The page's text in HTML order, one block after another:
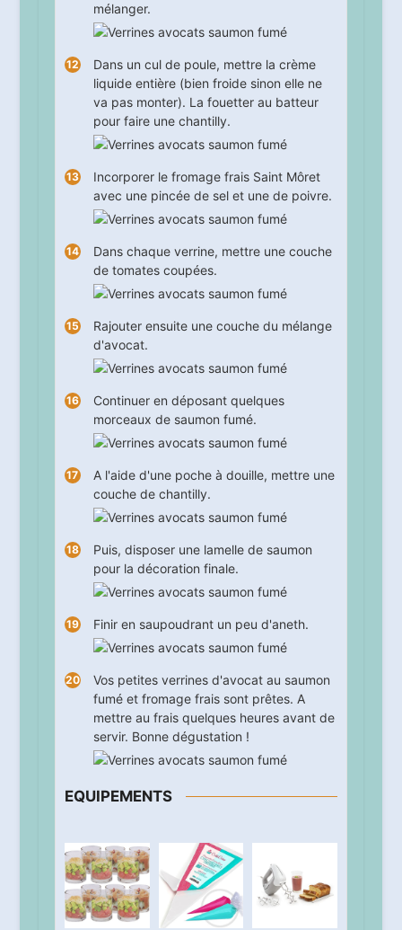
mélanger.
Dans un cul de poule, mettre la crème
liquide entière (bien froide sinon elle ne
va pas monter). La fouetter au batteur
pour faire une chantilly.
Incorporer le fromage frais Saint Môret
avec une pincée de sel et une de poivre.
Dans chaque verrine, mettre une couche
de tomates coupées.
Rajouter ensuite une couche du mélange
d'avocat.
Continuer en déposant quelques
morceaux de saumon fumé.
A l'aide d'une poche à douille, mettre une
couche de chantilly.
Puis, disposer une lamelle de saumon
pour la décoration finale.
Finir en saupoudrant un peu d'aneth.
Vos petites verrines d'avocat au saumon
fumé et fromage frais sont prêtes. A
mettre au frais quelques heures avant de
servir. Bonne dégustation !
EQUIPEMENTS